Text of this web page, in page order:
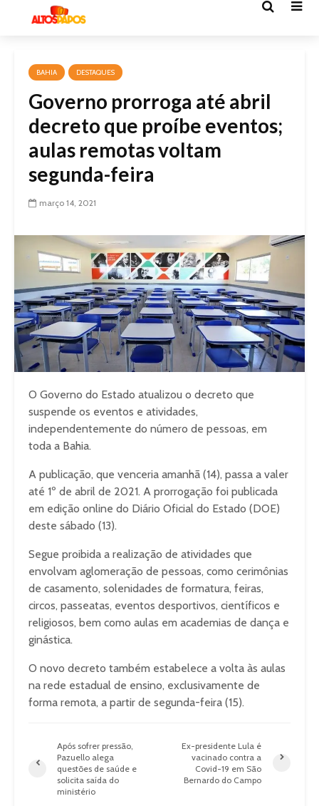
BAHIA DESTAQUES
Governo prorroga até abril
decreto que proíbe eventos;
aulas remotas voltam
segunda-feira
março 14, 2021
O Governo do Estado atualizou o decreto que
suspende os eventos e atividades,
independentemente do número de pessoas, em
toda a Bahia.
A publicação, que venceria amanhã (14), passa a valer
até 1º de abril de 2021. A prorrogação foi publicada
em edição online do Diário Oficial do Estado (DOE)
deste sábado (13).
Segue proibida a realização de atividades que
envolvam aglomeração de pessoas, como cerimônias
de casamento, solenidades de formatura, feiras,
circos, passeatas, eventos desportivos, científicos e
religiosos, bem como aulas em academias de dança e
ginástica.
O novo decreto também estabelece a volta às aulas
na rede estadual de ensino, exclusivamente de
forma remota, a partir de segunda-feira (15).
Após sofrer pressão,
Pazuello alega
questões de saúde e
solicita saída do
ministério
Ex-presidente Lula é
vacinado contra a
Covid-19 em São
Bernardo do Campo